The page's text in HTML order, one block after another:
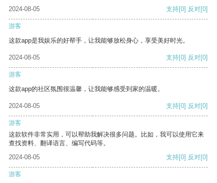
2024-08-05 支持[0] 反对[0]
游客
这款app是我娱乐的好帮手，让我能够放松身心，享受美好时光。
2024-08-05 支持[0] 反对[0]
游客
这款app的社区氛围很温馨，让我能够感受到家的温暖。
2024-08-05 支持[0] 反对[0]
游客
这款软件非常实用，可以帮助我解决很多问题。比如，我可以使用它来
查找资料、翻译语言、编写代码等。
2024-08-05
支持[0] 反对[0]
游客